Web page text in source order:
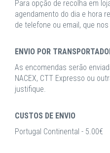
Para opção de recolha em
agendamento do dia e hora
de telefone ou email, que
ENVIO POR
As encomendas serão
NACEX, CTT Expresso ou
justifique.
CUSTOS DE ENVIO
Portugal Continental - 5.00€